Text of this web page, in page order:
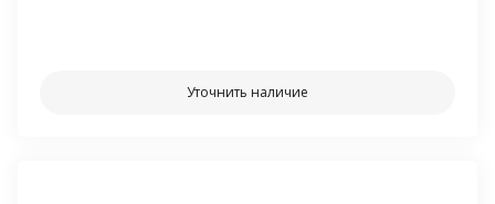
Уточнить наличие